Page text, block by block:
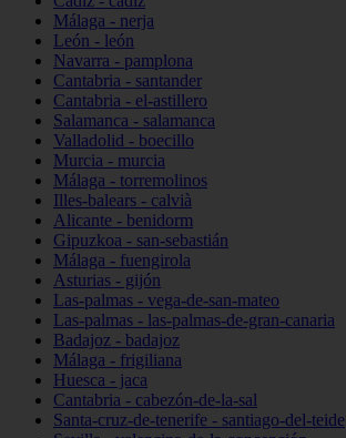
Málaga - nerja
León - león
Navarra - pamplona
Cantabria - santander
Cantabria - el-astillero
Salamanca - salamanca
Valladolid - boecillo
Murcia - murcia
Málaga - torremolinos
Illes-balears - calvià
Alicante - benidorm
Gipuzkoa - san-sebastián
Málaga - fuengirola
Asturias - gijón
Las-palmas - vega-de-san-mateo
Las-palmas - las-palmas-de-gran-canaria
Badajoz - badajoz
Málaga - frigiliana
Huesca - jaca
Cantabria - cabezón-de-la-sal
Santa-cruz-de-tenerife - santiago-del-teide